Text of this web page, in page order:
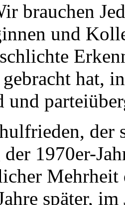
brauchen
und
gebracht hat,
und
der
1970er-
später,